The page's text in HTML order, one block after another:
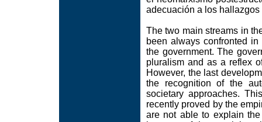
adecuación a los
The two main streams in
been always confronted
the government. The
pluralism and as a reflex
However, the last
the recognition of the
societary approaches.
recently proved by the
are not able to explain